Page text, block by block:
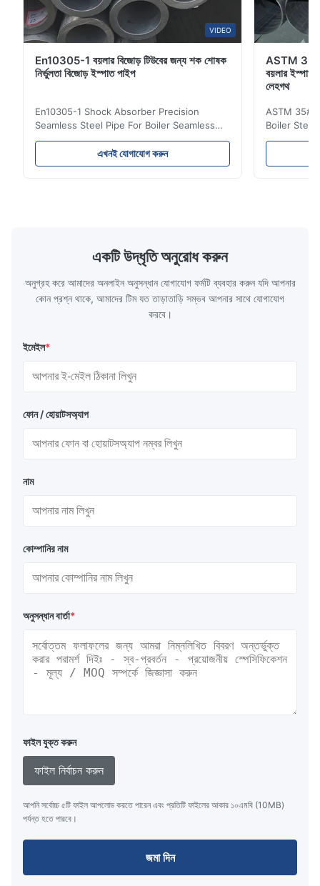
VIDEO
En10305-1 বয়লার বিজোড় টিউবের জন্য শক শোষক
নির্ভুলতা বিজোড় ইস্পাত পাইপ
En10305-1 Shock Absorber Precision
Seamless Steel Pipe For Boiler Seamless
Tube Seamless Precision steel tubes To be
used in hydraulic system, automobile and
precision machinery parts for cars and
14m,5.8m,6m,10m-12m,12m or as
customer's actual requirys Standard JIS
এখনই যোগাযোগ করুন
ASTM 35#
বয়লার ইস্পাত
লেহগথ
ASTM 35#
Boiler Steel
Lehgth Its
Q235,
একটি উদ্ধৃতি অনুরোধ করুন
অনুগ্রহ করে আমাদের অনলাইন অনুসন্ধান যোগাযোগ ফর্মটি ব্যবহার করুন যদি আপনার
কোন প্রশ্ন থাকে, আমাদের টিম যত তাড়াতাড়ি সম্ভব আপনার সাথে যোগাযোগ
করবে।
ইমেইল*
ফোন / হোয়াটসঅ্যাপ
নাম
কোম্পানির নাম
অনুসন্ধান বার্তা*
ফাইল যুক্ত করুন
ফাইল নির্বাচন করুন
আপনি সর্বোচ্চ ৫টি ফাইল আপলোড করতে পারেন এবং প্রতিটি ফাইলের আকার ১০এমবি (10MB)
পর্যন্ত হতে পারবে।
জমা দিন